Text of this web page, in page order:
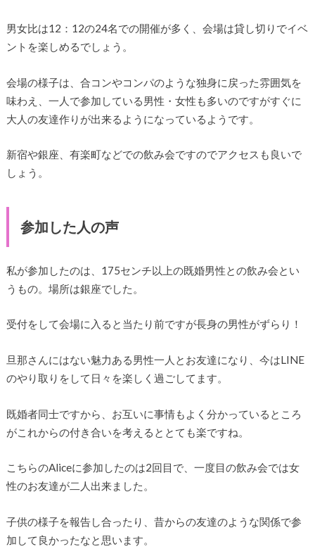
男女比は12：12の24名での開催が多く、会場は貸し切りでイベ
ントを楽しめるでしょう。
会場の様子は、合コンやコンパのような独身に戻った雰囲気を
味わえ、一人で参加している男性・女性も多いのですがすぐに
大人の友達作りが出来るようになっているようです。
新宿や銀座、有楽町などでの飲み会ですのでアクセスも良いで
しょう。
参加した人の声
私が参加したのは、175センチ以上の既婚男性との飲み会とい
うもの。場所は銀座でした。
受付をして会場に入ると当たり前ですが長身の男性がずらり！
旦那さんにはない魅力ある男性一人とお友達になり、今はLINE
のやり取りをして日々を楽しく過ごしてます。
既婚者同士ですから、お互いに事情もよく分かっているところ
がこれからの付き合いを考えるととても楽ですね。
こちらのAliceに参加したのは2回目で、一度目の飲み会では女
性のお友達が二人出来ました。
子供の様子を報告し合ったり、昔からの友達のような関係で参
加して良かったなと思います。